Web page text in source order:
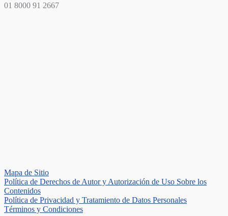
01 8000 91 2667
Mapa de Sitio
Política de Derechos de Autor y Autorización de Uso Sobre los
Contenidos
Política de Privacidad y Tratamiento de Datos Personales
Términos y Condiciones